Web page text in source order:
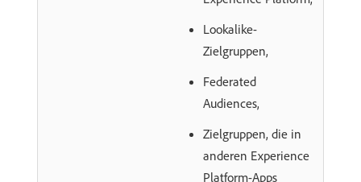
Lookalike-
Zielgruppen,
Federated
Audiences,
Zielgruppen, die in
anderen Experience
Platform-Apps